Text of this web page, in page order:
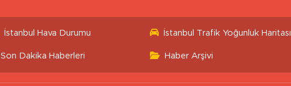
İstanbul Hava Durumu İstanbul Trafik Yoğunluk Haritası
Son Dakika Haberleri Haber Arşivi